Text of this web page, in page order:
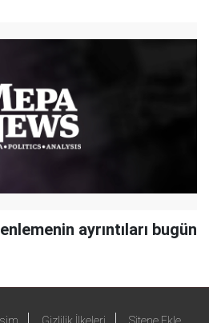
ayrıntıları bugün